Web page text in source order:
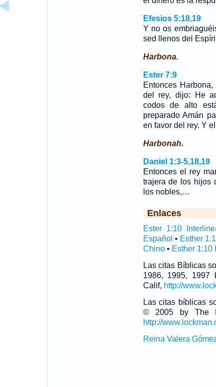
Efesios 5:18,19
Y no os
sed llenos del
Harbona.
Ester 7:9
Entonces
del rey, dijo: He
codos de alto
preparado Amán
en favor del rey. Y
Harbonah.
Daniel 1:3-5,18,19
Entonces el rey
trajera de los hijos
los nobles,…
Enlaces
Ester 1:10
Español • Esther
Chino• Esther 1:10
Las citas Bíblicas
1986, 1995, 1997
Calif, http://
Las citas bíblicas
© 2005 by The
http://
Reina Valera